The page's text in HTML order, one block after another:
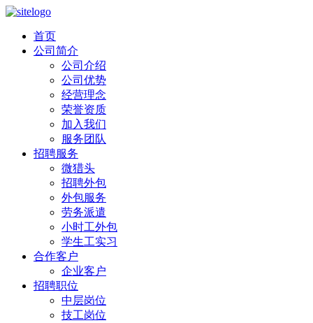
首页
公司简介
公司介绍
公司优势
经营理念
荣誉资质
加入我们
服务团队
招聘服务
微猎头
招聘外包
外包服务
劳务派遣
小时工外包
学生工实习
合作客户
企业客户
招聘职位
中层岗位
技工岗位